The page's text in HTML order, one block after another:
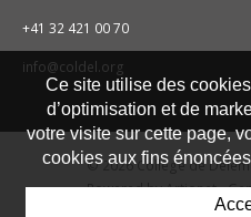
+41 32 421 00 70
info@coldel.org
© 2026 Collège de
Powered by Artionet-
Ce site utilise des
d’optimisation et de
votre visite sur cette page,
cookies aux fins